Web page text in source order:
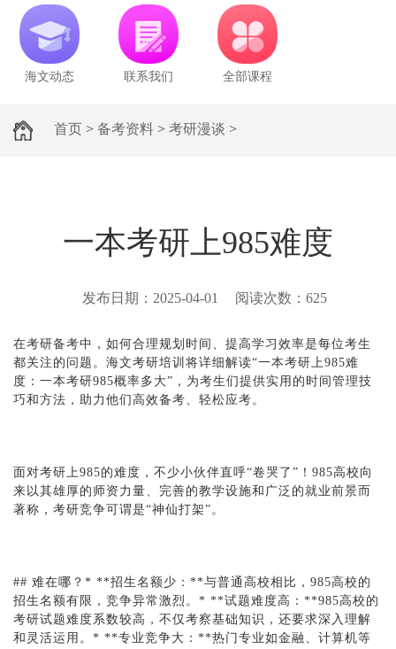
海文动态 联系我们 全部课程
首页 > 备考资料 > 考研漫谈 >
一本考研上985难度
发布日期： 2025-04-01 阅读次数： 625
在考研备考中，如何合理规划时间、提高学习效率是每位考生
都关注的问题。海文考研培训将详细解读“一本考研上985难
度：一本考研985概率多大”，为考生们提供实用的时间管理技
巧和方法，助力他们高效备考、轻松应考。
面对考研上985的难度，不少小伙伴直呼“卷哭了”！985高校向
来以其雄厚的师资力量、完善的教学设施和广泛的就业前景而
著称，考研竞争可谓是“神仙打架”。
## 难在哪？* **招生名额少：**与普通高校相比，985高校的
招生名额有限，竞争异常激烈。* **试题难度高：**985高校的
考研试题难度系数较高，不仅考察基础知识，还要求深入理解
和灵活运用。* **专业竞争大：**热门专业如金融、计算机等